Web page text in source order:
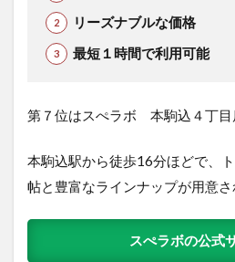
リーズナブルな価格
最短１時間で利用可能
第７位はスぺラボ 本駒込４丁目
本駒込駅から徒歩16分ほどで、
帖と豊富なラインナップが用意さ
スぺラボの公式